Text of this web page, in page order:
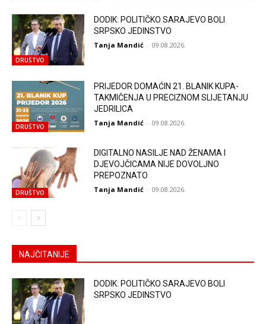
DRUŠTVO
DODIK: POLITIČKO SARAJEVO BOLI
SRPSKO JEDINSTVO
Tanja Mandić - 09.08.2026.
DRUŠTVO
PRIJEDOR DOMAĆIN 21. BLANIK KUPA-
TAKMIČENJA U PRECIZNOM SLIJETANJU
JEDRILICA
Tanja Mandić - 09.08.2026.
DRUŠTVO
DIGITALNO NASILJE NAD ŽENAMA I
DJEVOJČICAMA NIJE DOVOLJNO
PREPOZNATO
Tanja Mandić - 09.08.2026.
NAJČITANIJE
DODIK: POLITIČKO SARAJEVO BOLI
SRPSKO JEDINSTVO